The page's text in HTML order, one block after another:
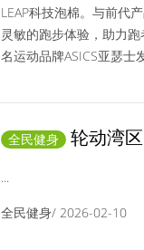
LEAP科技泡棉。与前代
灵敏的跑步体验，助力
名运动品牌ASICS亚瑟士
全民健身
轮动湾
...
全民健身/ 2026-02-10